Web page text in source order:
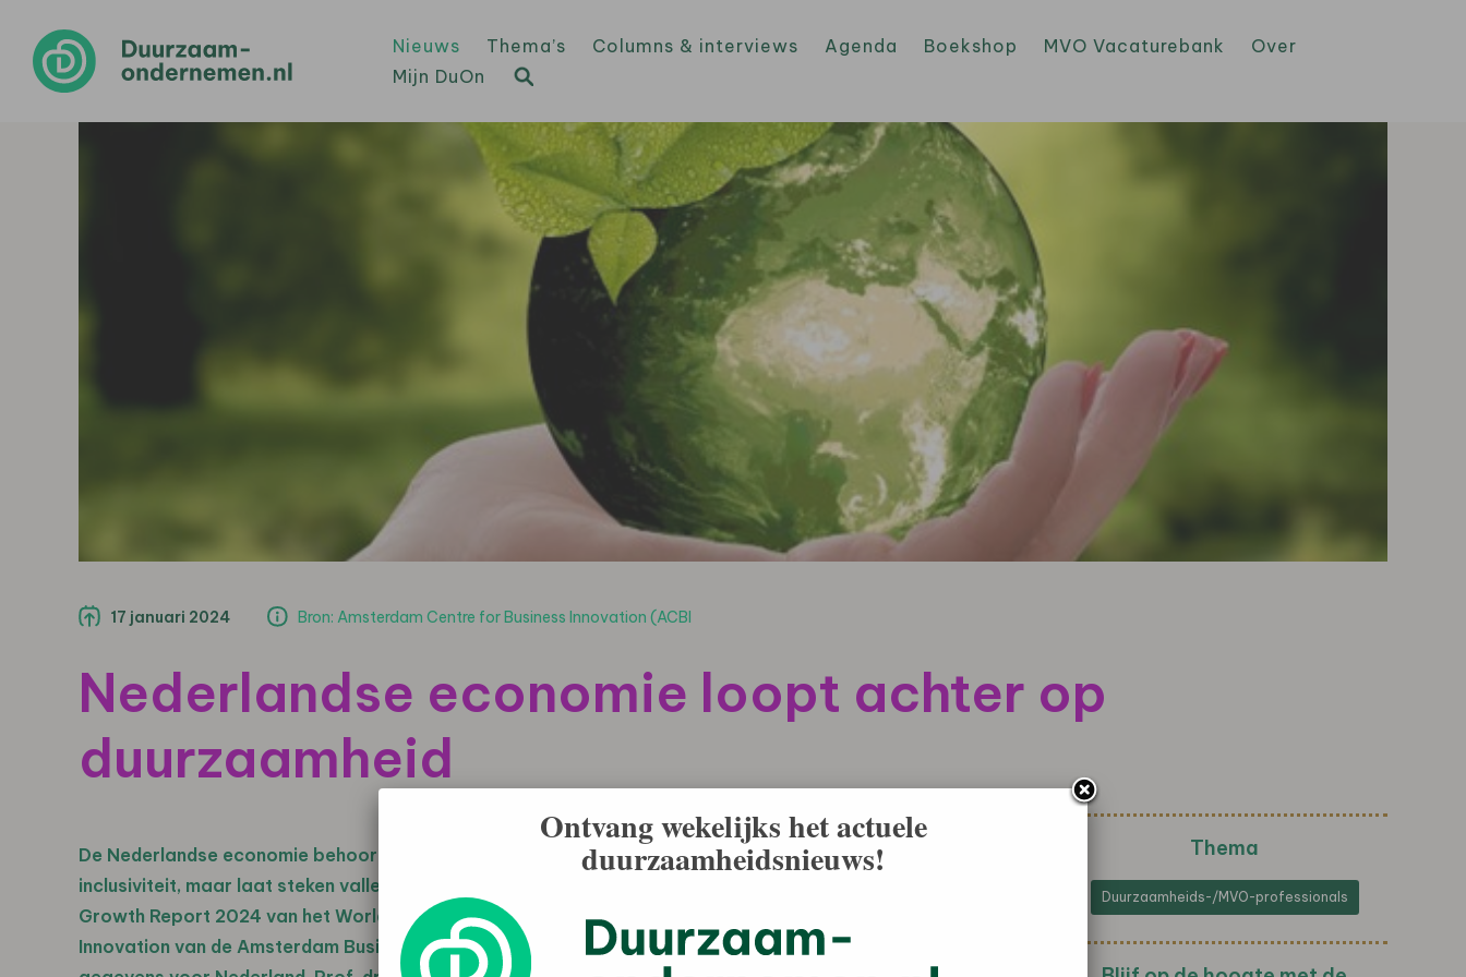
Nieuws Thema’s Columns & interviews Agenda Boekshop MVO Vacaturebank
Over
Mijn DuOn
17 januari 2024 Bron: Amsterdam Centre for Business Innovation (ACBI
Nederlandse economie loopt achter op
duurzaamheid
De Nederlandse economie behoort tot de internationale koplopers op het gebied van innovatie en
inclusiviteit, maar laat steken vallen op het gebied van duurzaamheid. Dat blijkt uit het Future of
Growth Report 2024 van het World Economic Forum (WEF). Het Amsterdam Centre for Business
Innovation van de Amsterdam Business School van de UvA is partner van het WEF en verzamelde de
Thema
Duurzaamheids-/MVO-professionals
Ontvang wekelijks het actuele
duurzaamheidsnieuws!